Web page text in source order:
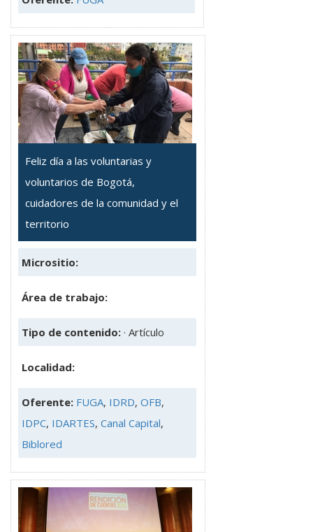
Feliz día a las voluntarias y
voluntarios de Bogotá,
cuidadores de la comunidad y el
territorio
Micrositio:
Área de trabajo:
Tipo de contenido: · Artículo
Localidad:
Oferente: FUGA, IDRD, OFB,
IDPC, IDARTES, Canal Capital,
Biblored